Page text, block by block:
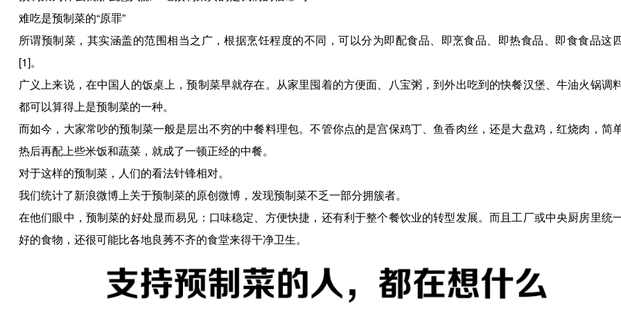
难吃是预制菜的“原罪”
所谓预制菜，其实涵盖的范围相当之广，根据烹饪程度的不同，可以分为即配食品、即烹食品、即热食品、即食食品这
[1]。
广义上来说，在中国人的饭桌上，预制菜早就存在。从家里囤着的方便面、八宝粥，到外出吃到的快餐汉堡、牛油火锅调
都可以算得上是预制菜的一种。
而如今，大家常吵的预制菜一般是层出不穷的中餐料理包。不管你点的是宫保鸡丁、鱼香肉丝，还是大盘鸡，红烧肉，简
热后再配上些米饭和蔬菜，就成了一顿正经的中餐。
对于这样的预制菜，人们的看法针锋相对。
我们统计了新浪微博上关于预制菜的原创微博，发现预制菜不乏一部分拥簇者。
在他们眼中，预制菜的好处显而易见：口味稳定、方便快捷，还有利于整个餐饮业的转型发展。而且工厂或中央厨房里统
好的食物，还很可能比各地良莠不齐的食堂来得干净卫生。